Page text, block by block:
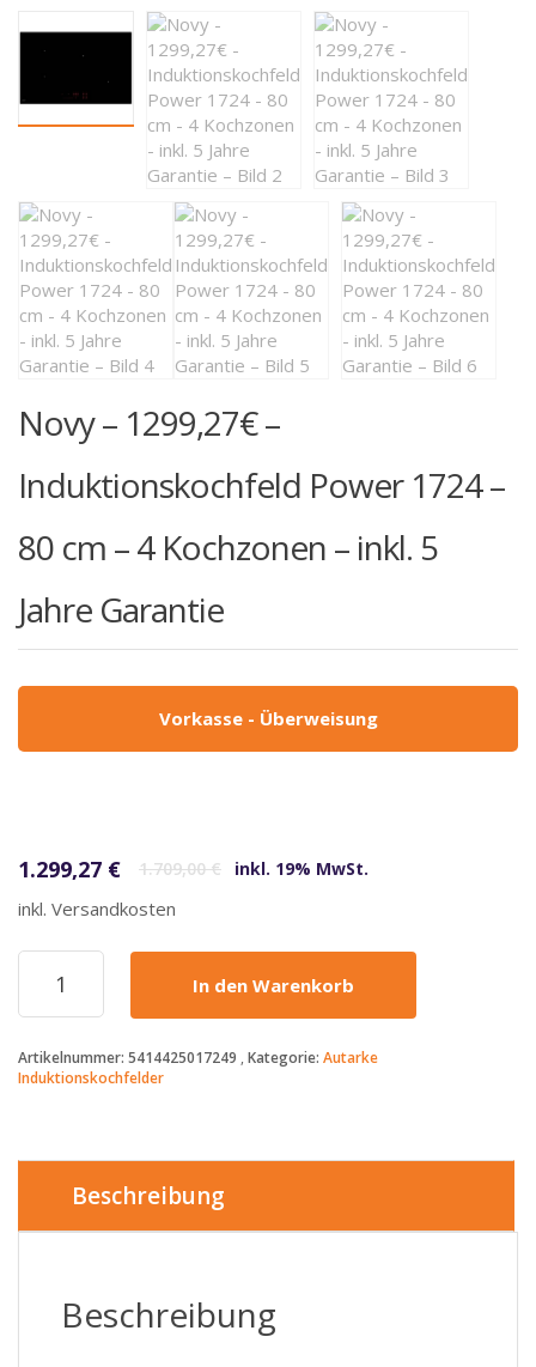
Novy – 1299,27€ –
Induktionskochfeld Power 1724 –
80 cm – 4 Kochzonen – inkl. 5
Jahre Garantie
Vorkasse - Überweisung
1.709,00€
1.299,27 € inkl. 19% MwSt.
inkl. Versandkosten
Novy
1299,27€
Induktionskochfeld
Power
80
4
In den Warenkorb
Artikelnummer: 5414425017249 Kategorie: Autarke
Induktionskochfelder
Beschreibung
Beschreibung